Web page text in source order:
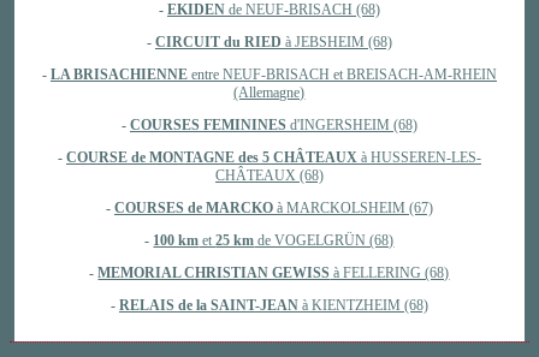
- EKIDENde NEUF-BRISACH (68)
- CIRCUIT du RIED à JEBSHEIM (68)
- LA BRISACHIENNE entre NEUF-BRISACH et BREISACH-AM-RHEIN
(Allemagne)
- COURSES FEMININES d'INGERSHEIM (68)
- COURSE de MONTAGNE des 5 CHÂTEAUX à HUSSEREN-LES-
CHÂTEAUX (68)
- COURSES de MARCKOà MARCKOLSHEIM (67)
- 100 km et25 km de VOGELGRÜN (68)
-MEMORIAL CHRISTIAN GEWISS à FELLERING (68)
- RELAIS de la SAINT-JEANà KIENTZHEIM (68)